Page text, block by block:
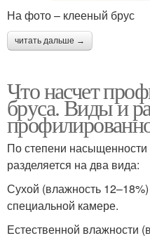
На фото – клееный брус
читать дальше →
Что насчет
бруса. Виды и
По степени
разделяется на два вида:
Сухой (влажность
специальной камере.
Естественной влажности